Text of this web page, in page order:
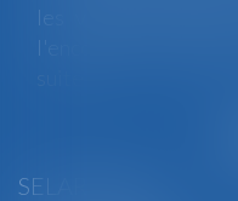
les violences
l'encontre des
SELARL BGBJ